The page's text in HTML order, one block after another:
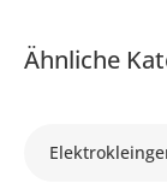
Ähnliche